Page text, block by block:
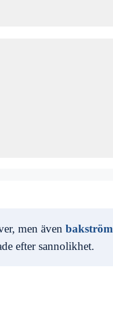
men ävenbakström
efter sannolikhet.